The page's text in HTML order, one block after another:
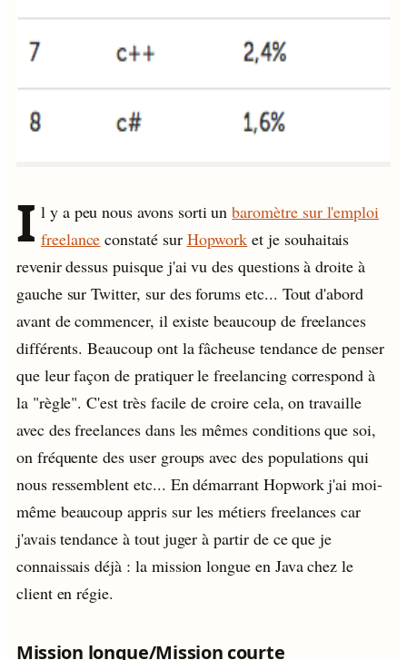
I l y a peu nous avons sorti unbaromètre sur l'emploi
freelance constaté sur Hopwork et je souhaitais
revenir dessus puisque j'ai vu des questions à droite à
gauche sur Twitter, sur des forums etc... Tout d'abord
avant de commencer, il existe beaucoup de freelances
différents. Beaucoup ont la fâcheuse tendance de penser
que leur façon de pratiquer le freelancing correspond à
la "règle". C'est très facile de croire cela, on travaille
avec des freelances dans les mêmes conditions que soi,
on fréquente des user groups avec des populations qui
nous ressemblent etc... En démarrant Hopwork j'ai moi-
même beaucoup appris sur les métiers freelances car
j'avais tendance à tout juger à partir de ce que je
connaissais déjà : la mission longue en Java chez le
client en régie.
Mission longue/Mission courte